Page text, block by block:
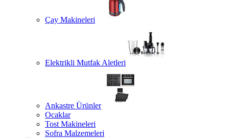
Çay Makineleri
Elektrikli Mutfak Aletleri
Ankastre Ürünler
Ocaklar
Tost Makineleri
Sofra Malzemeleri